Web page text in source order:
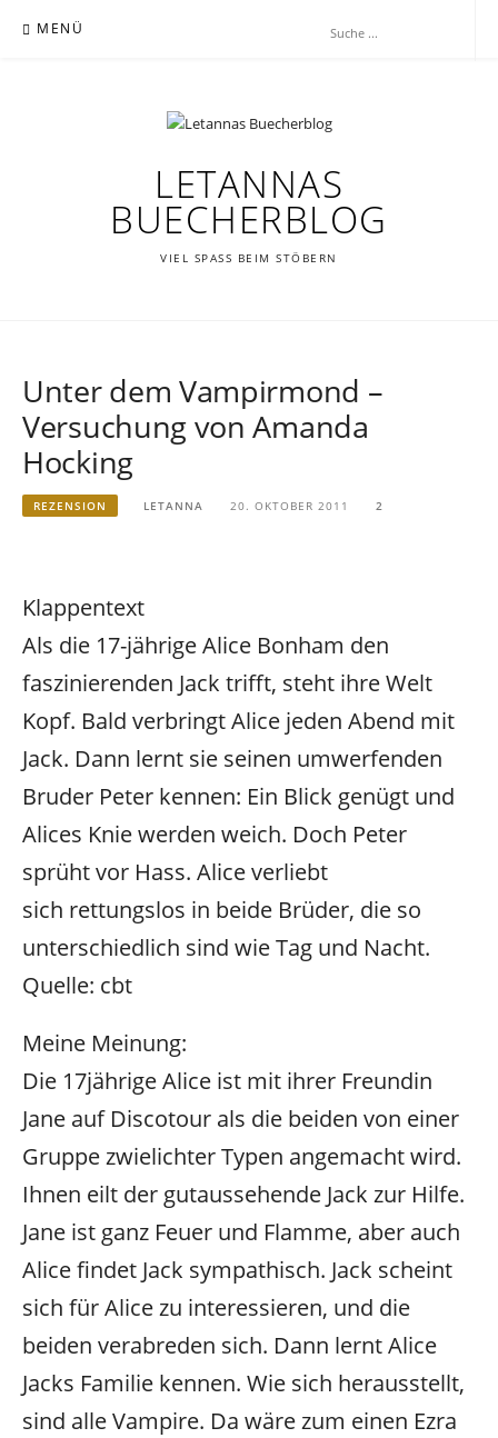
Inhalt MENÜ
LETANNAS
BUECHERBLOG
VIEL SPASS BEIM STÖBERN
Unter dem Vampirmond –
Versuchung von Amanda
Hocking
REZENSION LETANNA 20. OKTOBER 2011 2
Klappentext
Als die 17-jährige Alice Bonham den
faszinierenden Jack trifft, steht ihre Welt
Kopf. Bald verbringt Alice jeden Abend mit
Jack. Dann lernt sie seinen umwerfenden
Bruder Peter kennen: Ein Blick genügt und
Alices Knie werden weich. Doch Peter
sprüht vor Hass. Alice verliebt
sich rettungslos in beide Brüder, die so
unterschiedlich sind wie Tag und Nacht.
Quelle: cbt
Meine Meinung:
Die 17jährige Alice ist mit ihrer Freundin
Jane auf Discotour als die beiden von einer
Gruppe zwielichter Typen angemacht wird.
Ihnen eilt der gutaussehende Jack zur Hilfe.
Jane ist ganz Feuer und Flamme, aber auch
Alice findet Jack sympathisch. Jack scheint
sich für Alice zu interessieren, und die
beiden verabreden sich. Dann lernt Alice
Jacks Familie kennen. Wie sich herausstellt,
sind alle Vampire. Da wäre zum einen Ezra